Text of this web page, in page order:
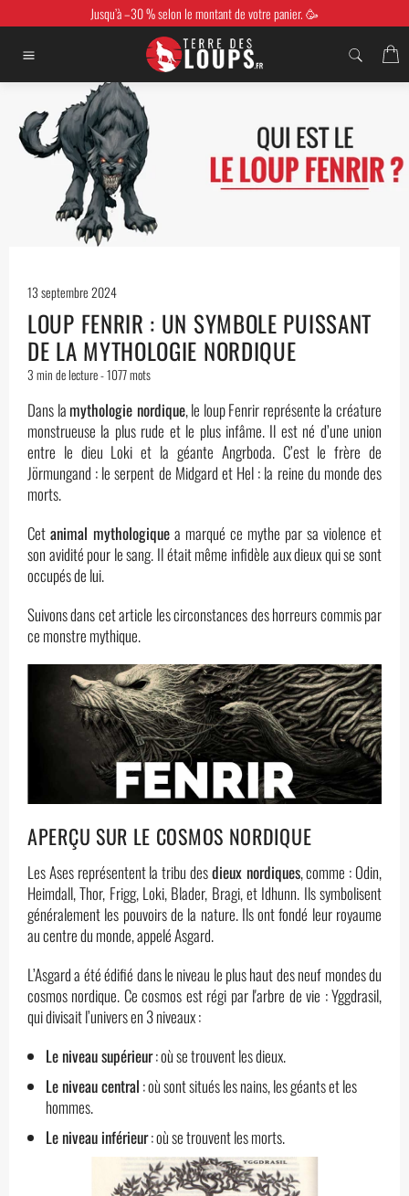
au
contenu
Jusqu’à –30 % selon le montant de votre panier. 🥳
13 septembre 2024
LOUP FENRIR : UN SYMBOLE PUISSANT
DE LA MYTHOLOGIE NORDIQUE
3 min de lecture -1077mots
Dans la mythologie nordique, le loup Fenrir représente la créature
monstrueuse la plus rude et le plus infâme. Il est né d’une union
entre le dieu Loki et la géante Angrboda. C’est le frère de
Jörmungand : le serpent de Midgard et Hel : la reine du monde des
morts.
Cet animal mythologique a marqué ce mythe par sa violence et
son avidité pour le sang. Il était même infidèle aux dieux qui se sont
occupés de lui.
Suivons dans cet article les circonstances des horreurs commis par
ce monstre mythique.
APERÇU SUR LE COSMOS NORDIQUE
Les Ases représentent la tribu desdieux nordiques, comme : Odin,
Heimdall, Thor, Frigg, Loki, Blader, Bragi, et Idhunn. Ils symbolisent
généralement les pouvoirs de la nature. Ils ont fondé leur royaume
au centre du monde, appelé Asgard.
L’Asgard a été édifié dans le niveau le plus haut des neuf mondes du
cosmos nordique. Ce cosmos est régi par l'arbre de vie : Yggdrasil,
qui divisait l’univers en 3 niveaux :
Le niveau supérieur: où se trouvent les dieux.
Le niveau central : où sont situés les nains, les géants et les
hommes.
Le niveau inférieur: où se trouvent les morts.